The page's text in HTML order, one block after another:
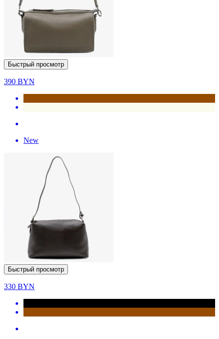
Быстрый просмотр
390 BYN
New
Быстрый просмотр
330 BYN